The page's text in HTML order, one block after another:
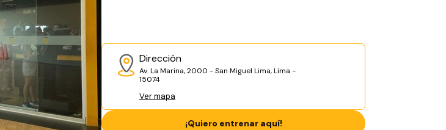
Dirección
Av. La Marina, 2000 - San Miguel Lima, Lima -
15074
Ver mapa
¡Quiero entrenar aquí!